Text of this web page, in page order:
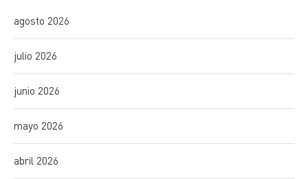
agosto 2026
julio 2026
junio 2026
mayo 2026
abril 2026